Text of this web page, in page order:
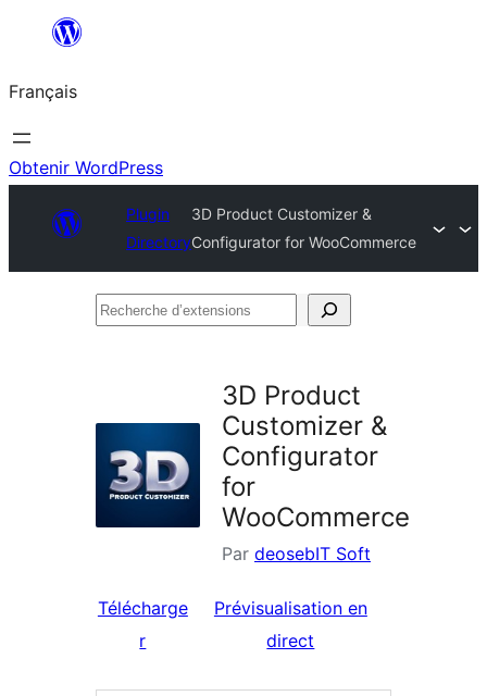
contenu
Français
Obtenir WordPress
Plugin
Directory
3D Product Customizer &
Configurator for WooCommerce
Recherche
3D Product
Customizer &
Configurator
for
WooCommerce
Par deosebIT Soft
Télécharge
r
Prévisualisation en
direct